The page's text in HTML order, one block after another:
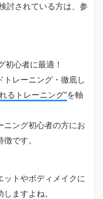
討されている方は、参
初心者に最適！
レーニング・徹底し
るトレーニング”を軸
ニング初心者の方にお
です。
ットやボディメイクに
ますよね。